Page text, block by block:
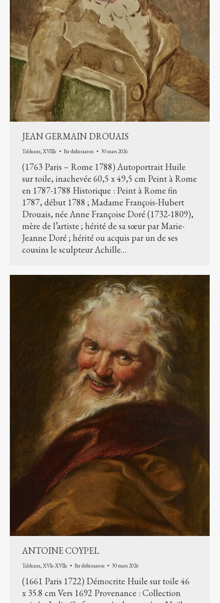
JEAN GERMAIN DROUAIS
Tableaux XVIIIe Pardidieraaron 30 mars 2026
(1763 Paris – Rome 1788) Autoportrait Huile
sur toile, inachevée 60,5 x 49,5 cm Peint à Rome
en 1787-1788 Historique : Peint à Rome fin
1787, début 1788 ; Madame François-Hubert
Drouais, née Anne Françoise Doré (1732-1809),
mère de l’artiste ; hérité de sa sœur par Marie-
Jeanne Doré ; hérité ou acquis par un de ses
cousins le sculpteur Achille…
ANTOINE COYPEL
Tableaux,XVIe-XVIIe Pardidieraaron 30 mars 2026
(1661 Paris 1722) Démocrite Huile sur toile 46
x 35.8 cm Vers 1692 Provenance : Collection